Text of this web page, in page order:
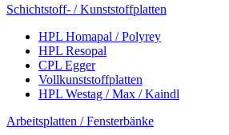
Schichtstoff- / Kunststoffplatten
HPL Homapal / Polyrey
HPL Resopal
CPL Egger
Vollkunststoffplatten
HPL Westag / Max / Kaindl
Arbeitsplatten / Fensterbänke